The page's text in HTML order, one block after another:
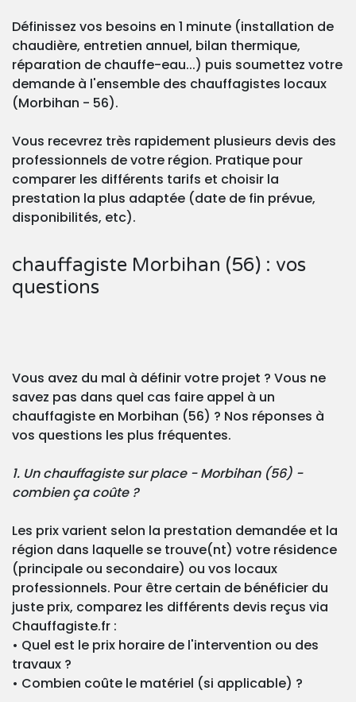
Définissez vos besoins en 1 minute (installation de
chaudière, entretien annuel, bilan thermique,
réparation de chauffe-eau...) puis soumettez votre
demande à l'ensemble des chauffagistes locaux
(Morbihan - 56).
Vous recevrez très rapidement plusieurs devis des
professionnels de votre région. Pratique pour
comparer les différents tarifs et choisir la
prestation la plus adaptée (date de fin prévue,
disponibilités, etc).
chauffagiste Morbihan (56) : vos
questions
Vous avez du mal à définir votre projet ? Vous ne
savez pas dans quel cas faire appel à un
chauffagiste en Morbihan (56) ? Nos réponses à
vos questions les plus fréquentes.
1. Un chauffagiste sur place - Morbihan (56) -
combien ça coûte ?
Les prix varient selon la prestation demandée et la
région dans laquelle se trouve(nt) votre résidence
(principale ou secondaire) ou vos locaux
professionnels. Pour être certain de bénéficier du
juste prix, comparez les différents devis reçus via
Chauffagiste.fr :
• Quel est le prix horaire de l'intervention ou des
travaux ?
• Combien coûte le matériel (si applicable) ?